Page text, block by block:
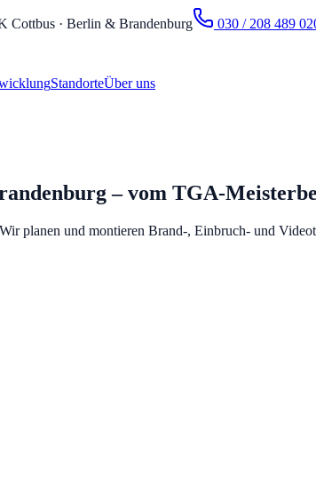
Cottbus · Berlin & Brandenburg 030 / 208 489
StandorteÜber uns
– vom TGA-
planen und montieren Brand-, Einbruch- und